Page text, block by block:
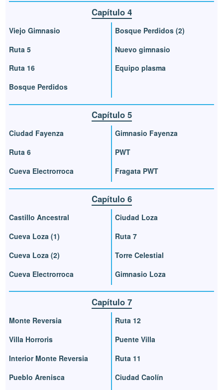
Capítulo 4
Viejo Gimnasio
Ruta 5
Ruta 16
Bosque Perdidos
Bosque Perdidos (2)
Nuevo gimnasio
Equipo plasma
Capítulo 5
Ciudad Fayenza
Ruta 6
Cueva Electrorroca
Gimnasio Fayenza
PWT
Fragata PWT
Capítulo 6
Castillo Ancestral
Cueva Loza (1)
Cueva Loza (2)
Cueva Electrorroca
Ciudad Loza
Ruta 7
Torre Celestial
Gimnasio Loza
Capítulo 7
Monte Reversia
Villa Horroris
Interior Monte Reversia
Pueblo Arenisca
Ruta 12
Puente Villa
Ruta 11
Ciudad Caolín